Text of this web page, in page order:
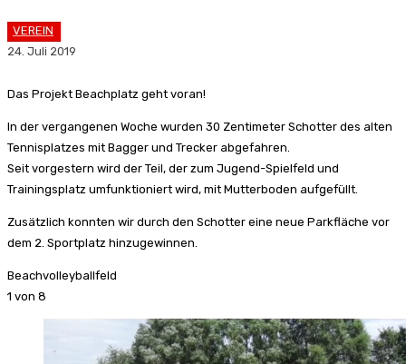
VEREIN
24. Juli 2019
Das Projekt Beachplatz geht voran!
In der vergangenen Woche wurden 30 Zentimeter Schotter des alten
Tennisplatzes mit Bagger und Trecker abgefahren.
Seit vorgestern wird der Teil, der zum Jugend-Spielfeld und
Trainingsplatz umfunktioniert wird, mit Mutterboden aufgefüllt.
Zusätzlich konnten wir durch den Schotter eine neue Parkfläche vor
dem 2. Sportplatz hinzugewinnen.
Beachvolleyballfeld
1 von 8